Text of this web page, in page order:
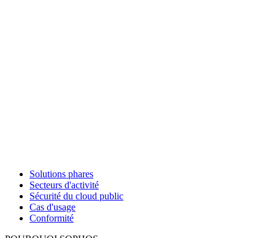
Solutions phares
Secteurs d'activité
Sécurité du cloud public
Cas d'usage
Conformité